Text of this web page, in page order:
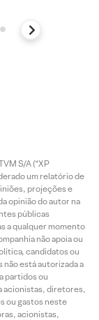
S/A (“XP
um relatório de
projeções e
opinião do autor na
públicas
a qualquer momento
não apoia ou
candidatos ou
está autorizada a
partidos ou
acionistas, diretores,
ou gastos neste
acionistas,